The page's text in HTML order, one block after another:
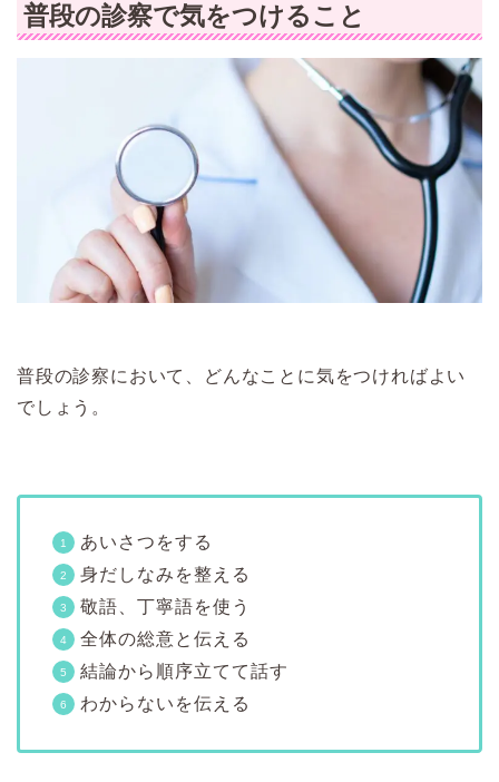
普段の診察で気をつけること
普段の診察において、どんなことに気をつければよい
でしょう。
あいさつをする
身だしなみを整える
敬語、丁寧語を使う
全体の総意と伝える
結論から順序立てて話す
わからないを伝える